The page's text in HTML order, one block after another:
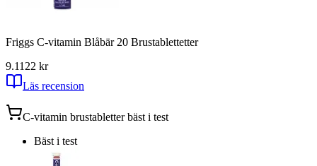
Friggs C-vitamin Blåbär 20 Brustablettetter
9.11 22 kr
Läs recension
C-vitamin brustabletterbäst i test
Bäst i test